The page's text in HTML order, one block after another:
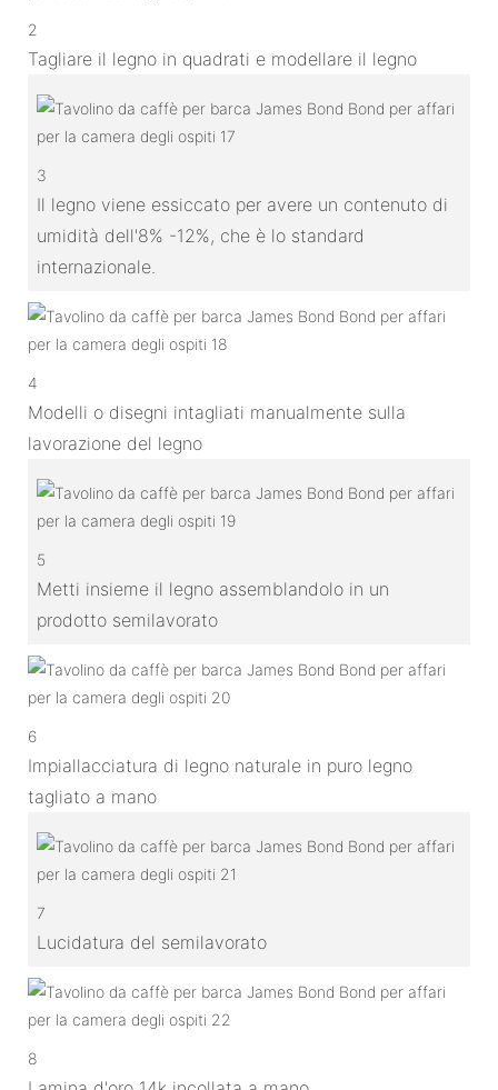
2
Tagliare il legno in quadrati e modellare il legno
3
Il legno viene essiccato per avere un contenuto di
umidità dell'8% -12%, che è lo standard
internazionale.
4
Modelli o disegni intagliati manualmente sulla
lavorazione del legno
5
Metti insieme il legno assemblandolo in un
prodotto semilavorato
6
Impiallacciatura di legno naturale in puro legno
tagliato a mano
7
Lucidatura del semilavorato
8